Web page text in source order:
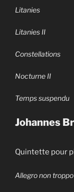
Litanies
Litanies II
Constellations
Nocturne II
Temps suspendu
Johannes
Quintette pour
Allegro non troppo